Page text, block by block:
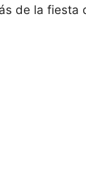
de la fiesta